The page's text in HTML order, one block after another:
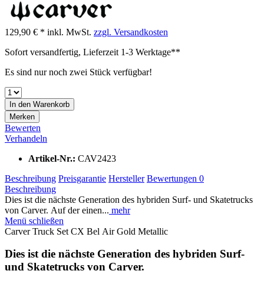
129,90 € * inkl. MwSt. zzgl. Versandkosten
Sofort versandfertig, Lieferzeit 1-3 Werktage**
Es sind nur noch zwei Stück verfügbar!
In den Warenkorb
Merken
Bewerten
Verhandeln
Artikel-Nr.: CAV2423
Beschreibung Preisgarantie Hersteller Bewertungen 0
Beschreibung
Dies ist die nächste Generation des hybriden Surf- und Skatetrucks
von Carver. Auf der einen... mehr
Menü schließen
Carver Truck Set CX Bel Air Gold Metallic
Dies ist die nächste Generation des hybriden Surf-
und Skatetrucks von Carver.